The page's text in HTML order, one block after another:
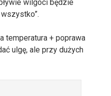
wilgoci będzie
temperatura + poprawa
ulgę, ale przy dużych